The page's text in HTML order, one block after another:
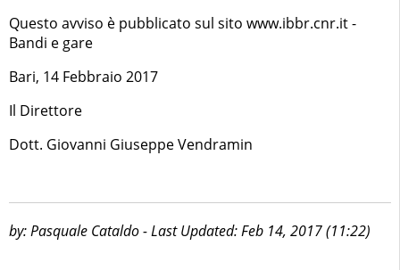
Questo avviso è pubblicato sul sito www.ibbr.cnr.it -
Bandi e gare
Bari, 14 Febbraio 2017
Il Direttore
Dott. Giovanni Giuseppe Vendramin
by: Pasquale Cataldo - Last Updated: Feb 14, 2017 (11:22)